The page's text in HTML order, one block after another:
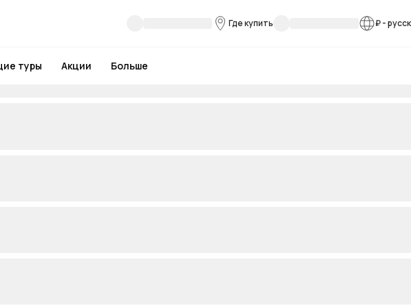
Где купить ₽-
туры Акции Больше